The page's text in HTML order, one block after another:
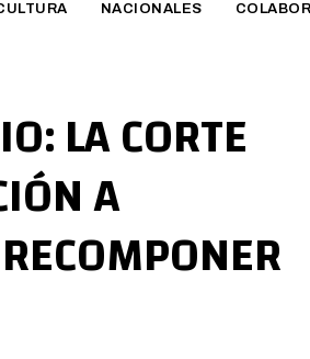
NACIONALES
LA CORTE
A